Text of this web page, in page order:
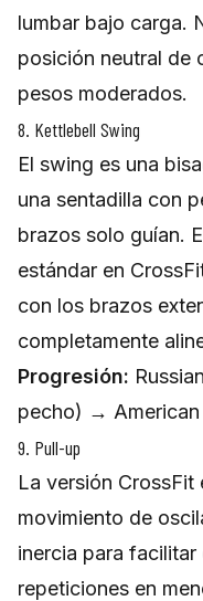
lumbar bajo carga.
posición neutral de
pesos moderados.
8. Kettlebell Swing
El swing es una
una sentadilla con
brazos solo guían.
estándar en
con los brazos
completamente
Progresión:
pecho) → American
9. Pull-up
La versión
movimiento de
inercia para
repeticiones en